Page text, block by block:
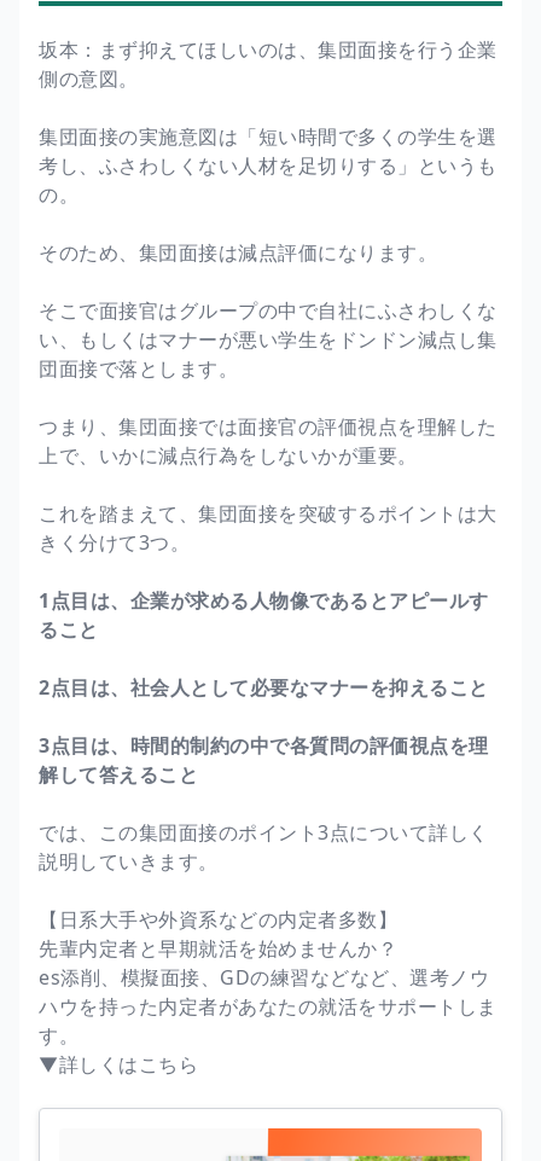
坂本：まず抑えてほしいのは、集団面接を行う企業
側の意図。
集団面接の実施意図は「短い時間で多くの学生を選
考し、ふさわしくない人材を足切りする」というも
の。
そのため、集団面接は減点評価になります。
そこで面接官はグループの中で自社にふさわしくな
い、もしくはマナーが悪い学生をドンドン減点し集
団面接で落とします。
つまり、集団面接では面接官の評価視点を理解した
上で、いかに減点行為をしないかが重要。
これを踏まえて、集団面接を突破するポイントは大
きく分けて3つ。
1点目は、企業が求める人物像であるとアピールす
ること
2点目は、社会人として必要なマナーを抑えること
3点目は、時間的制約の中で各質問の評価視点を理
解して答えること
では、この集団面接のポイント3点について詳しく
説明していきます。
【日系大手や外資系などの内定者多数】
先輩内定者と早期就活を始めませんか？
es添削、模擬面接、GDの練習などなど、選考ノウ
ハウを持った内定者があなたの就活をサポートしま
す。
▼詳しくはこちら